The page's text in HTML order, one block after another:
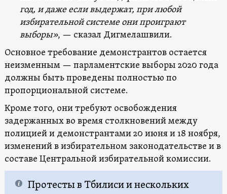
год, и даже если выдержат, при любой
избирательной системе они проиграют
выборы», — сказал Дигмелашвили.
Основное требование демонстрантов остается
неизменным — парламентские выборы 2020 года
должны быть проведены полностью по
пропорциональной системе.
Кроме того, они требуют освобождения
задержанных во время столкновений между
полицией и демонстрантами 20 июня и 18 ноября,
изменений в избирательном законодательстве и в
составе Центральной избирательной комиссии.
Протесты в Тбилиси и нескольких